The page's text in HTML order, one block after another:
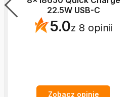
22.5W USB-C
5.0z 8 opinii
Zobacz opinie